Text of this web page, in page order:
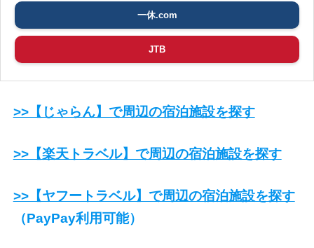
一休.com
JTB
>>【じゃらん】で周辺の宿泊施設を探す
>>【楽天トラベル】で周辺の宿泊施設を探す
>>【ヤフートラベル】で周辺の宿泊施設を探す
（PayPay利用可能）